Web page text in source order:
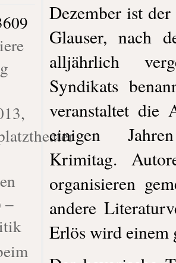
–
Dezember ist
Glauser, nach
alljährlich
Syndikats
veranstaltet die
einigen
Krimitag.
organisieren
andere
Erlös wird einem